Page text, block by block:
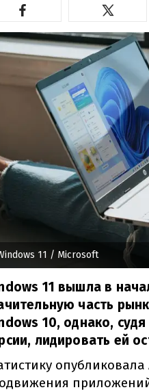
11 / Microsoft
11 вышла в
часть
10, однако,
лидировать ей